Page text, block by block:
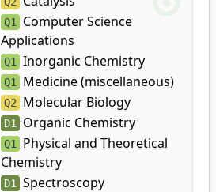
Q1
Computer Science
Applications
Q1 Inorganic Chemistry
Q1 Medicine (miscellaneous)
Q2 Molecular Biology
D1 Organic Chemistry
Q1
Physical and Theoretical
Chemistry
D1 Spectroscopy